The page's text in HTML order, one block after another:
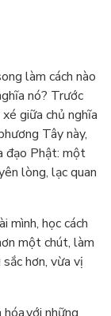
làm cách nào
nó? Trước
giữa chủ nghĩa
Tây này,
đạo Phật: một
lòng, lạc quan
mình, học cách
một chút, làm
hơn, vừa vị